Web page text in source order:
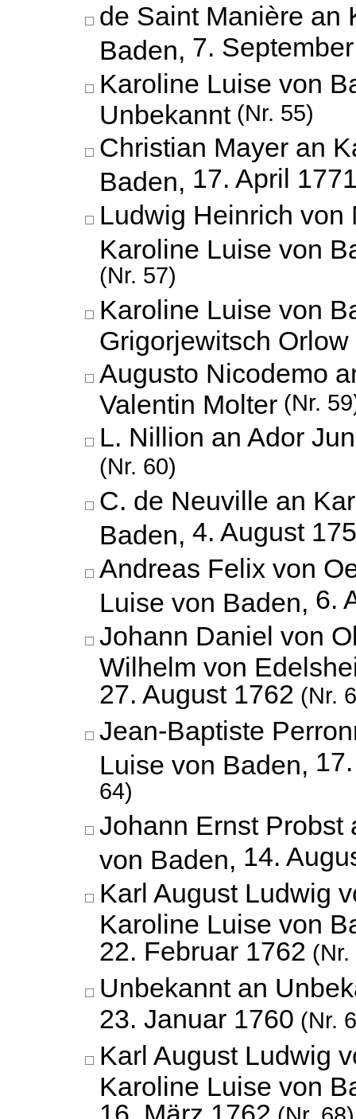
de Saint Manière an
Baden, 7.
Karoline Luise von
Unbekannt (Nr. 55)
Christian Mayer an
Baden, 17. April
Ludwig Heinrich von
Karoline Luise von
(Nr. 57)
Karoline Luise von
Grigorjewitsch Orlow
Augusto Nicodemo
Valentin Molter (Nr.
L. Nillion an Ador
(Nr. 60)
C. de Neuville an
Baden, 4. August
Andreas Felix von
Luise von Baden, 6.
Johann Daniel von
Wilhelm von
27. August 1762 (Nr.
Jean-Baptiste
Luise von Baden,
64)
Johann Ernst Probst
von Baden, 14.
Karl August Ludwig
Karoline Luise von
22. Februar 1762 (Nr.
Unbekannt an
23. Januar 1760 (Nr.
Karl August Ludwig
Karoline Luise von